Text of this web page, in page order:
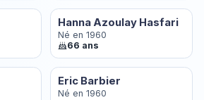
Hanna Azoulay Hasfari
Né en 1960
66 ans
Eric Barbier
Né en 1960